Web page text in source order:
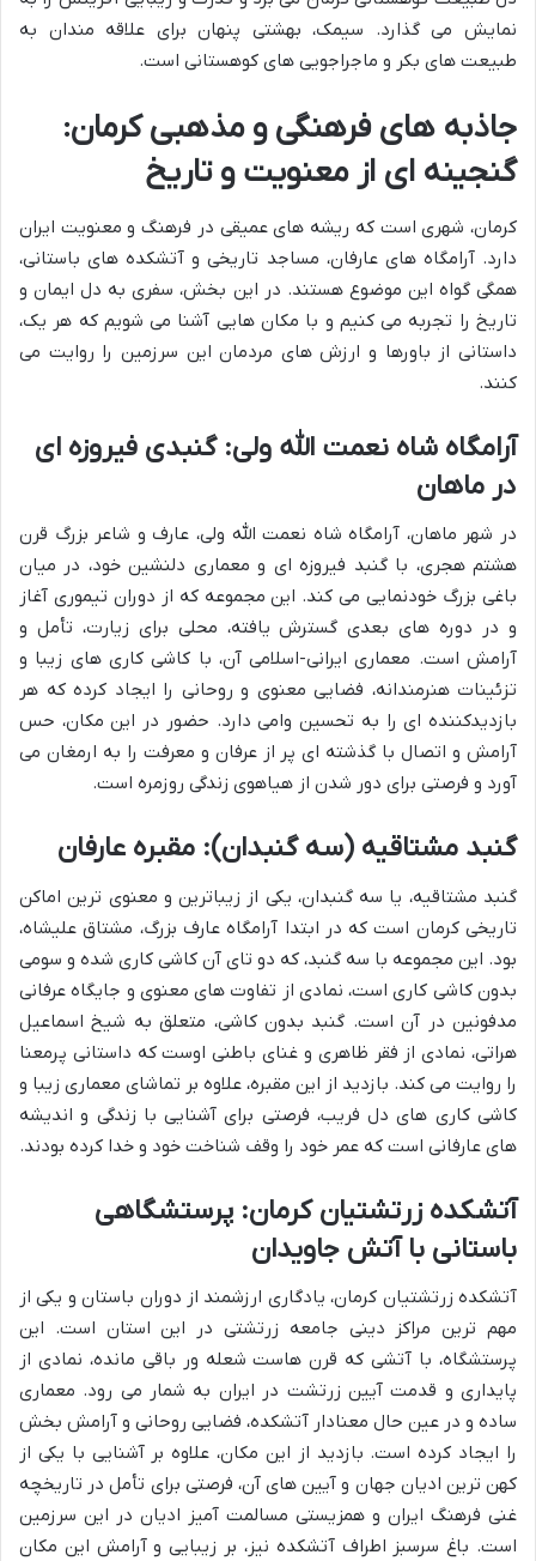
نمایش می گذارد. سیمک، بهشتی پنهان برای علاقه مندان به
طبیعت های بکر و ماجراجویی های کوهستانی است.
جاذبه های فرهنگی و مذهبی کرمان:
گنجینه ای از معنویت و تاریخ
کرمان، شهری است که ریشه های عمیقی در فرهنگ و معنویت ایران
دارد. آرامگاه های عارفان، مساجد تاریخی و آتشکده های باستانی،
همگی گواه این موضوع هستند. در این بخش، سفری به دل ایمان و
تاریخ را تجربه می کنیم و با مکان هایی آشنا می شویم که هر یک،
داستانی از باورها و ارزش های مردمان این سرزمین را روایت می
کنند.
آرامگاه شاه نعمت الله ولی: گنبدی فیروزه ای
در ماهان
در شهر ماهان، آرامگاه شاه نعمت الله ولی، عارف و شاعر بزرگ قرن
هشتم هجری، با گنبد فیروزه ای و معماری دلنشین خود، در میان
باغی بزرگ خودنمایی می کند. این مجموعه که از دوران تیموری آغاز
و در دوره های بعدی گسترش یافته، محلی برای زیارت، تأمل و
آرامش است. معماری ایرانی-اسلامی آن، با کاشی کاری های زیبا و
تزئینات هنرمندانه، فضایی معنوی و روحانی را ایجاد کرده که هر
بازدیدکننده ای را به تحسین وامی دارد. حضور در این مکان، حس
آرامش و اتصال با گذشته ای پر از عرفان و معرفت را به ارمغان می
آورد و فرصتی برای دور شدن از هیاهوی زندگی روزمره است.
گنبد مشتاقیه (سه گنبدان): مقبره عارفان
گنبد مشتاقیه، یا سه گنبدان، یکی از زیباترین و معنوی ترین اماکن
تاریخی کرمان است که در ابتدا آرامگاه عارف بزرگ، مشتاق علیشاه،
بود. این مجموعه با سه گنبد، که دو تای آن کاشی کاری شده و سومی
بدون کاشی کاری است، نمادی از تفاوت های معنوی و جایگاه عرفانی
مدفونین در آن است. گنبد بدون کاشی، متعلق به شیخ اسماعیل
هراتی، نمادی از فقر ظاهری و غنای باطنی اوست که داستانی پرمعنا
را روایت می کند. بازدید از این مقبره، علاوه بر تماشای معماری زیبا و
کاشی کاری های دل فریب، فرصتی برای آشنایی با زندگی و اندیشه
های عارفانی است که عمر خود را وقف شناخت خود و خدا کرده بودند.
آتشکده زرتشتیان کرمان: پرستشگاهی
باستانی با آتش جاویدان
آتشکده زرتشتیان کرمان، یادگاری ارزشمند از دوران باستان و یکی از
مهم ترین مراکز دینی جامعه زرتشتی در این استان است. این
پرستشگاه، با آتشی که قرن هاست شعله ور باقی مانده، نمادی از
پایداری و قدمت آیین زرتشت در ایران به شمار می رود. معماری
ساده و در عین حال معنادار آتشکده، فضایی روحانی و آرامش بخش
را ایجاد کرده است. بازدید از این مکان، علاوه بر آشنایی با یکی از
کهن ترین ادیان جهان و آیین های آن، فرصتی برای تأمل در تاریخچه
غنی فرهنگ ایران و همزیستی مسالمت آمیز ادیان در این سرزمین
است. باغ سرسبز اطراف آتشکده نیز، بر زیبایی و آرامش این مکان